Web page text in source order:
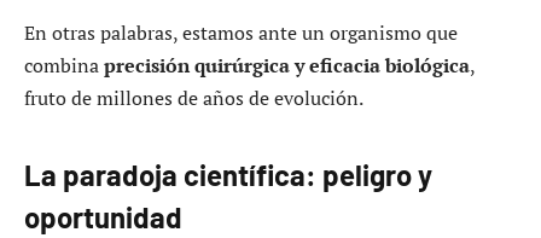
En otras palabras, estamos ante un organismo que
combinaprecisión quirúrgica y eficacia biológica,
fruto de millones de años de evolución.
La paradoja científica: peligro y
oportunidad